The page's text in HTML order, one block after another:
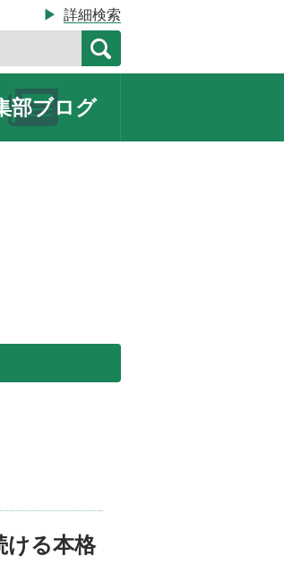
▶ 詳細検索
部ブログ
ける本格